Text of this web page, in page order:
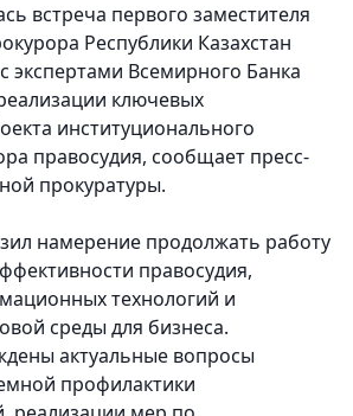
встреча первого заместителя
Республики Казахстан
экспертами Всемирного Банка
ключевых
институционального
правосудия, сообщает пресс-
прокуратуры.
намерение продолжать работу
правосудия,
технологий и
среды для бизнеса.
актуальные вопросы
профилактики